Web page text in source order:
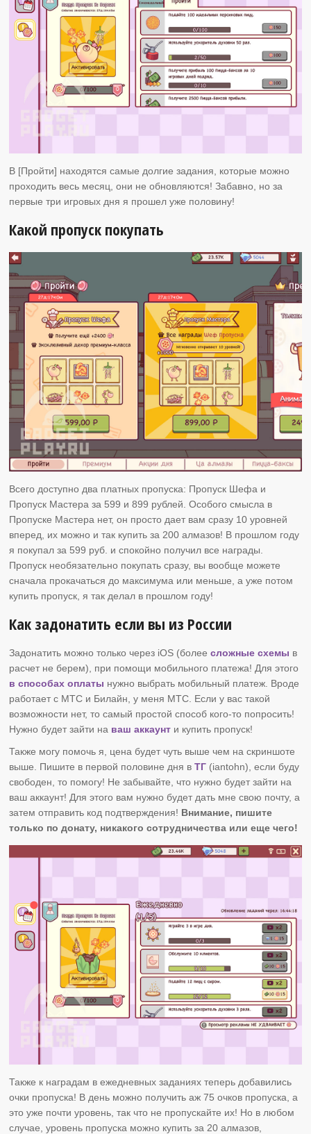
В [Пройти] находятся самые долгие задания, которые можно
проходить весь месяц, они не обновляются! Забавно, но за
первые три игровых дня я прошел уже половину!
Какой пропуск покупать
Всего доступно два платных пропуска: Пропуск Шефа и
Пропуск Мастера за 599 и 899 рублей. Особого смысла в
Пропуске Мастера нет, он просто дает вам сразу 10 уровней
вперед, их можно и так купить за 200 алмазов! В прошлом году
я покупал за 599 руб. и спокойно получил все награды.
Пропуск необязательно покупать сразу, вы вообще можете
сначала прокачаться до максимума или меньше, а уже потом
купить пропуск, я так делал в прошлом году!
Как задонатить если вы из России
Задонатить можно только через iOS (болеесложные схемы в
расчет не берем), при помощи мобильного платежа! Для этого
в способах оплаты нужно выбрать мобильный платеж. Вроде
работает с МТС и Билайн, у меня МТС. Если у вас такой
возможности нет, то самый простой способ кого-то попросить!
Нужно будет зайти на ваш аккаунт и купить пропуск!
Также могу помочь я, цена будет чуть выше чем на скриншоте
выше. Пишите в первой половине дня вТГ (iantohn), если буду
свободен, то помогу! Не забывайте, что нужно будет зайти на
ваш аккаунт! Для этого вам нужно будет дать мне свою почту, а
затем отправить код подтверждения! Внимание, пишите
только по донату, никакого сотрудничества или еще чего!
Также к наградам в ежедневных заданиях теперь добавились
очки пропуска! В день можно получить аж 75 очков пропуска, а
это уже почти уровень, так что не пропускайте их! Но в любом
случае, уровень пропуска можно купить за 20 алмазов,